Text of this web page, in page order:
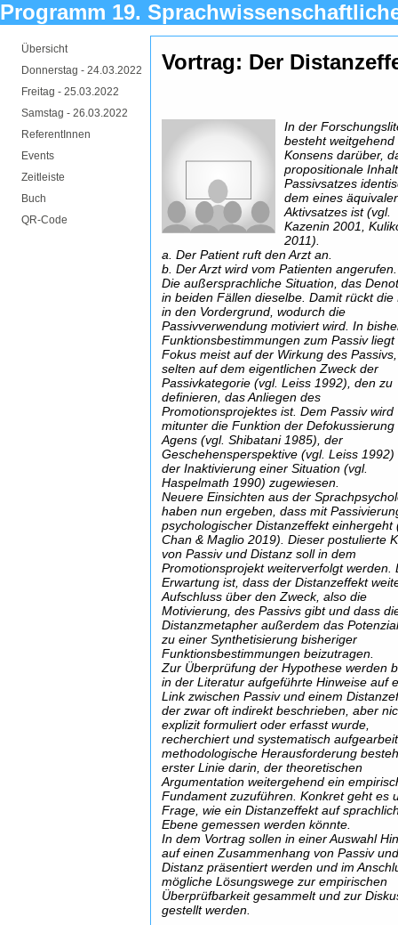
Programm 19.
Übersicht
Donnerstag - 24.03.2022
Freitag - 25.03.2022
Samstag - 26.03.2022
ReferentInnen
Events
Zeitleiste
Buch
QR-Code
Vortrag: Der
In der
besteht weitgehend
Konsens darüber,
propositionale
Passivsatzes
dem eines
Aktivsatzes ist (vgl.
Kazenin 2001,
2011).
a. Der Patient ruft den Arzt an.
b. Der Arzt wird vom Patienten angerufen.
Die außersprachliche Situation, das
in beiden Fällen dieselbe. Damit rückt die
in den Vordergrund, wodurch die
Passivverwendung motiviert wird. In
Funktionsbestimmungen zum Passiv liegt
Fokus meist auf der Wirkung des
selten auf dem eigentlichen Zweck der
Passivkategorie (vgl. Leiss 1992), den zu
definieren, das Anliegen des
Promotionsprojektes ist. Dem Passiv wird
mitunter die Funktion der Defokussierung
Agens (vgl. Shibatani 1985), der
Geschehensperspektive (vgl. Leiss 1992)
der Inaktivierung einer Situation (vgl.
Haspelmath 1990) zugewiesen.
Neuere Einsichten aus der
haben nun ergeben, dass mit
psychologischer Distanzeffekt einhergeht
Chan & Maglio 2019). Dieser postulierte
von Passiv und Distanz soll in dem
Promotionsprojekt weiterverfolgt werden.
Erwartung ist, dass der Distanzeffekt
Aufschluss über den Zweck, also die
Motivierung, des Passivs gibt und dass
Distanzmetapher außerdem das
zu einer Synthetisierung bisheriger
Funktionsbestimmungen beizutragen.
Zur Überprüfung der Hypothese werden
in der Literatur aufgeführte Hinweise auf
Link zwischen Passiv und einem
der zwar oft indirekt beschrieben, aber
explizit formuliert oder erfasst wurde,
recherchiert und systematisch
methodologische Herausforderung
erster Linie darin, der theoretischen
Argumentation weitergehend ein
Fundament zuzuführen. Konkret geht es
Frage, wie ein Distanzeffekt auf
Ebene gemessen werden könnte.
In dem Vortrag sollen in einer Auswahl
auf einen Zusammenhang von Passiv
Distanz präsentiert werden und im
mögliche Lösungswege zur empirischen
Überprüfbarkeit gesammelt und zur
gestellt werden.